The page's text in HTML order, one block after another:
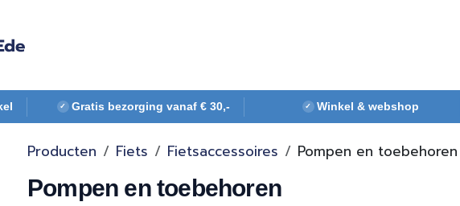
✓ Gratis bezorging vanaf € 30,- ✓ Winkel & webshop
Producten Fiets Fietsaccessoires Pompen en toebehoren
Pompen en toebehoren